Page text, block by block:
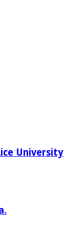
University